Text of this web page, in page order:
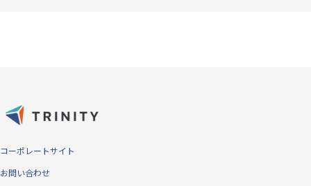
コーポレートサイト
お問い合わせ